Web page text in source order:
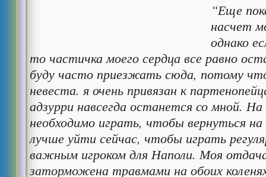
“Еще
насчет
однако
то частичка моего сердца все равно
буду часто приезжать сюда, потому
невеста. я очень привязан к
адзурри навсегда останется со мной.
необходимо играть, чтобы вернуться
лучше уйти сейчас, чтобы играть
важным игроком для Наполи. Моя
заторможена травмами на обоих